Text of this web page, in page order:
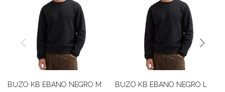
BUZO KB EBANO NEGRO M BUZO KB EBANO NEGRO L